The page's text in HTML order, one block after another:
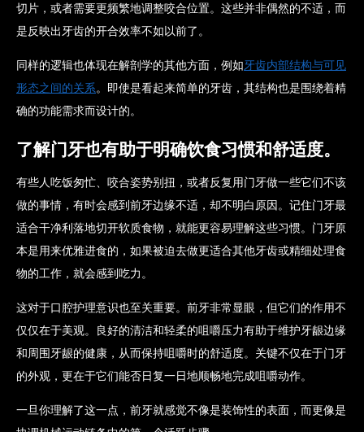
切片，或者需要更频繁地调整咬合位置。这些并非偶然的不适，而
是反映出牙齿的开合效率不如以前了。
同样的逻辑也体现在解剖学的其他方面，例如牙齿内部结构与可见
形态之间的关系。即使是看起来简单的牙齿，其结构也是围绕着精
确的功能需求而设计的。
了解门牙也有助于明确饮食习惯和舒适度。
有些人吃饭匆忙、咬合姿势别扭，或者反复用门牙做一些它们不该
做的事情，有时会感到前牙边缘不适，却不明白原因。记住门牙最
适合干净利落地切开软质食物，就能更容易理解这些习惯。门牙原
本是用来优雅进食的，如果被迫去做更适合其他牙齿或精细处理食
物的工作，就会感到吃力。
这对于口腔护理意识也至关重要。前牙非常显眼，但它们的作用不
仅仅在于美观。良好的清洁和轻柔的咀嚼压力有助于维护牙龈边缘
和周围牙龈的健康，从而保持咀嚼时的舒适度。关键不仅在于门牙
的外观，更在于它们能否日复一日地顺畅地完成咀嚼动作。
一旦你理解了这一点，前牙就感觉不像是装饰性的表面，而更像是